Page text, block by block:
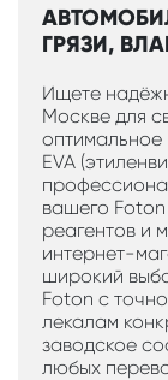
ГРЯЗИ,
Ищете
Москве для
оптимальное
EVA
вашего Foton
реагентов и
интернет-
широкий
Foton с
лекалам
заводское
любых